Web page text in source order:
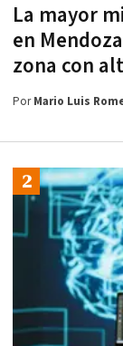
La mayor
en
zona con
PorMario Luis